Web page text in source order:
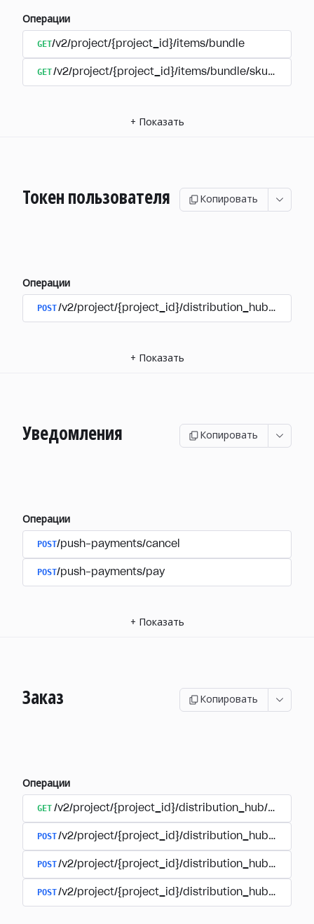
Операции
GET/v2/project/{project_id}/items/bundle
GET/v2/project/{project_id}/items/bundle/sku/{sku}
+ Показать
Токен пользователя Копировать
Операции
POST/v2/project/{project_id}/distribution_hub/user/
+ Показать
Уведомления Копировать
Операции
POST/push-payments/cancel
POST/push-payments/pay
+ Показать
Заказ Копировать
Операции
GET /v2/project/{project_id}/distribution_hub/order/
POST/v2/project/{project_id}/distribution_hub/
POST/v2/project/{project_id}/distribution_hub/
POST/v2/project/{project_id}/distribution_hub/